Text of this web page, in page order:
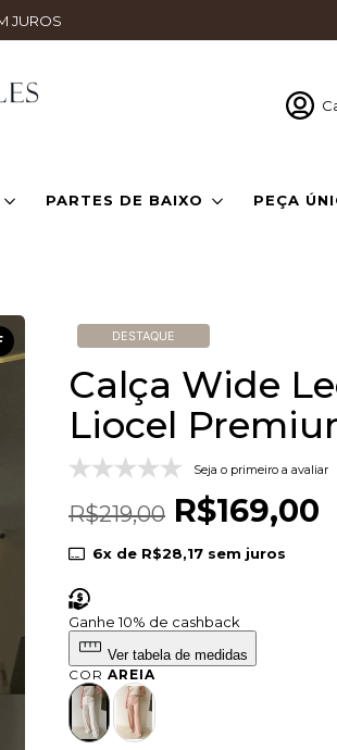
USE O CUPOM: BEMVINDA
PARTES DE BAIXO PEÇA
DESTAQUE
Calça Wide
Liocel
Seja o primeiro a avaliar
R$219,00 R$169,00
6x de R$28,17sem juros
Ganhe 10% de cashback
Ver tabela de medidas
COR AREIA